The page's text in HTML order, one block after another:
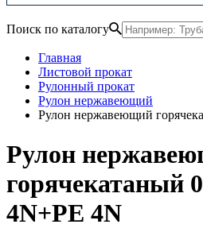
Поиск по каталогу
Главная
Листовой прокат
Рулонный прокат
Рулон нержавеющий
Рулон нержавеющий
Рулон
горячекатаный
4N+PE 4N